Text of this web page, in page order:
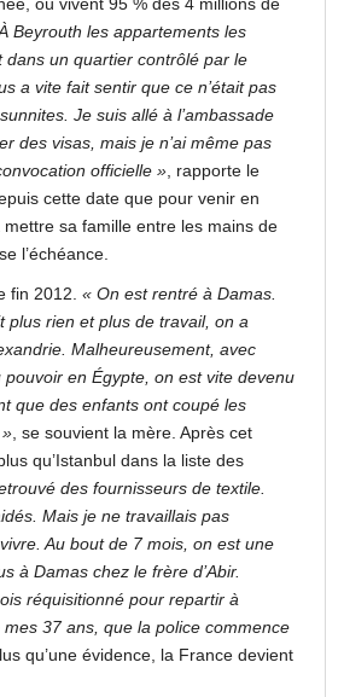
Beyrouth les appartements les
dans un quartier contrôlé par le
a vite fait sentir que ce n’était pas
Je suis allé à l’ambassade
des visas, mais je n’ai même pas
officielle » , rapporte le
cette date que pour venir en
sa famille entre les mains de
l’échéance.
fin 2012. « On est rentré à Damas.
plus rien et plus de travail, on a
Malheureusement, avec
pouvoir en Égypte, on est vite devenu
que des enfants ont coupé les
, se souvient la mère. Après cet
qu’Istanbul dans la liste des
des fournisseurs de textile.
Mais je ne travaillais pas
Au bout de 7 mois, on est une
à Damas chez le frère d’Abir.
réquisitionné pour repartir à
mes 37 ans, que la police commence
qu’une évidence, la France devient